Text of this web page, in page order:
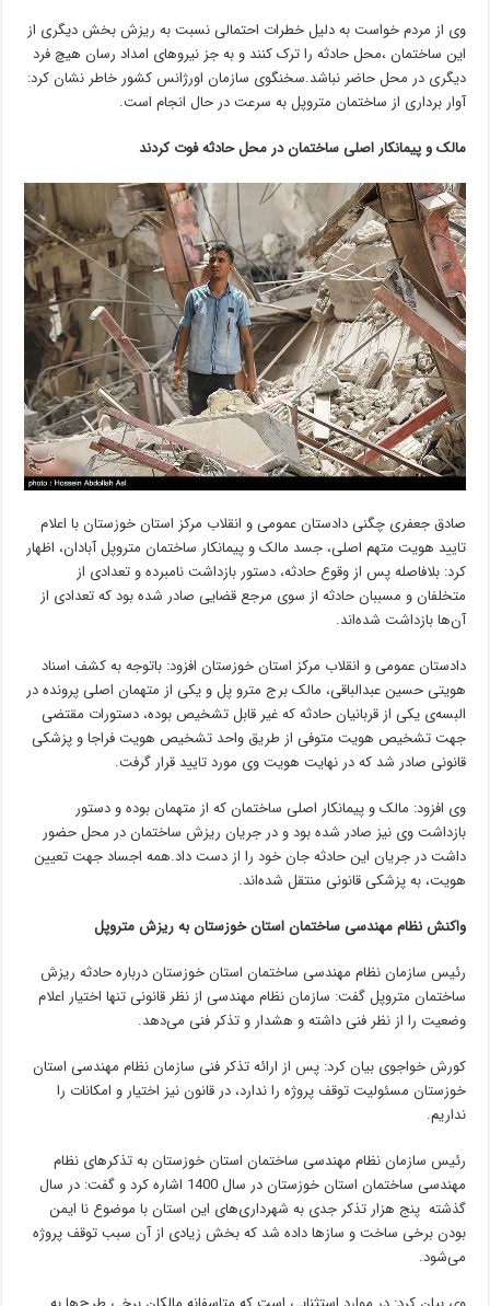
وی از مردم خواست به دلیل خطرات احتمالی نسبت به ریزش بخش دیگری از
این ساختمان ،محل حادثه را ترک کنند و به جز نیروهای امداد رسان هیچ فرد
دیگری در محل حاضر نباشد.سخنگوی سازمان اورژانس کشور خاطر نشان کرد:
آوار برداری از ساختمان متروپل به سرعت در حال انجام است.
مالک و پیمانکار اصلی ساختمان در محل حادثه فوت کردند
صادق جعفری چگنی دادستان عمومی و انقلاب مرکز استان خوزستان ‌‌‌‌با اعلام
تایید هویت متهم اصلی، جسد مالک و پیمانکار ساختمان متروپل آبادان، اظهار
کرد: بلافاصله پس از وقوع حادثه، دستور بازداشت نامبرده و تعدادی از
متخلفان و مسببان حادثه از سوی مرجع قضایی صادر شده بود که تعدادی از
آن‌ها بازداشت شده‌اند.
دادستان عمومی و انقلاب مرکز استان خوزستان افزود: باتوجه به‌ کشف اسناد
هویتی حسین عبدالباقی، مالک برج مترو پل و یکی از متهمان اصلی پرونده در
البسه‌ی یکی از قربانیان حادثه که غیر قابل تشخیص بوده، دستورات مقتضی
جهت تشخیص هویت متوفی از طریق واحد تشخیص هویت فراجا و پزشکی
قانونی صادر شد که در نهایت هویت وی مورد تایید قرار گرفت.
وی افزود: مالک و پیمانکار اصلی ساختمان که از متهمان بوده و دستور
بازداشت وی نیز صادر شده بود و در جریان ریزش ساختمان در محل حضور
داشت در جریان این حادثه جان خود را از دست داد.همه اجساد جهت تعیین
هویت، به پزشکی قانونی منتقل شده‌اند.
واکنش نظام مهندسی ساختمان استان خوزستان به ریزش متروپل
رئیس سازمان نظام مهندسی ساختمان استان خوزستان درباره حادثه ریزش
ساختمان متروپل گفت: سازمان نظام مهندسی از نظر قانونی تنها اختیار اعلام
وضعیت را از نظر فنی داشته و هشدار و تذکر فنی می‌دهد.
کورش خواجوی بیان کرد: پس از ارائه تذکر فنی سازمان نظام مهندسی استان
خوزستان مسئولیت توقف پروژه را ندارد، در قانون نیز اختیار و امکانات را
نداریم.
رئیس سازمان نظام مهندسی ساختمان استان خوزستان به تذکرهای نظام
مهندسی ساختمان استان خوزستان در سال 1400 اشاره کرد و گفت: در سال
گذشته پنج هزار تذکر جدی به شهرداری‌های این استان با موضوع نا ایمن
بودن برخی ساخت و سازها داده شد که بخش زیادی از آن سبب توقف پروژه
می‌شود.